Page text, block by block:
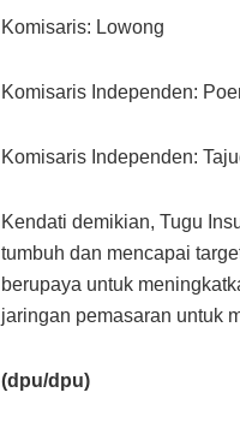
Komisaris: Lowong
Komisaris Independen:
Komisaris Independen:
Kendati demikian, Tugu
tumbuh dan mencapai
berupaya untuk
jaringan pemasaran untuk
(dpu/dpu)